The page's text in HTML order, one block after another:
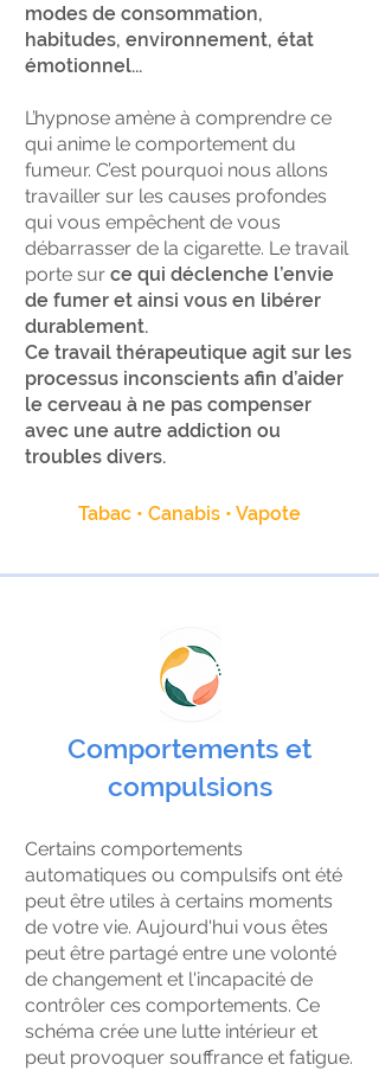
modes de consommation,
habitudes, environnement, état
émotionnel...
L’hypnose amène à comprendre ce
qui anime le comportement du
fumeur. C’est pourquoi nous allons
travailler sur les causes profondes
qui vous empêchent de vous
débarrasser de la cigarette. Le travail
porte sur ce qui déclenche l’envie
de fumer et ainsi vous en libérer
durablement.
Ce travail thérapeutique agit sur les
processus inconscients afin d’aider
le cerveau à ne pas compenser
avec une autre addiction ou
troubles divers.
Tabac • Canabis • Vapote
Comportements et
compulsions
Certains comportements
automatiques ou compulsifs ont été
peut être utiles à certains moments
de votre vie. Aujourd'hui vous êtes
peut être partagé entre une volonté
de changement et l'incapacité de
contrôler ces comportements. Ce
schéma crée une lutte intérieur et
peut provoquer souffrance et fatigue.